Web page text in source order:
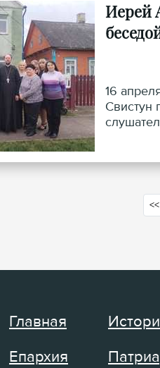
Иерей
16
Свистун
<<
Главная
Епархия